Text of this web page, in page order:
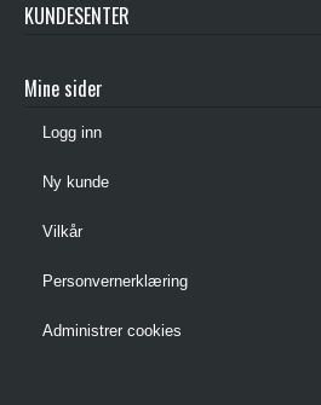
KUNDESENTER
Mine sider
Logg inn
Ny kunde
Vilkår
Personvernerklæring
Administrer cookies